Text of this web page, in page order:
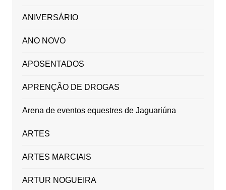
ANIVERSÁRIO
ANO NOVO
APOSENTADOS
APRENÇÃO DE DROGAS
Arena de eventos equestres de Jaguariúna
ARTES
ARTES MARCIAIS
ARTUR NOGUEIRA